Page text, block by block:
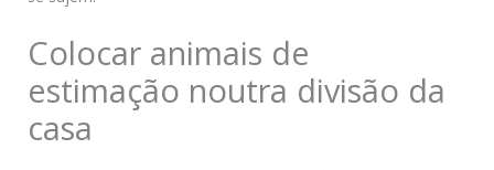
Colocar animais de
estimação noutra divisão da
casa